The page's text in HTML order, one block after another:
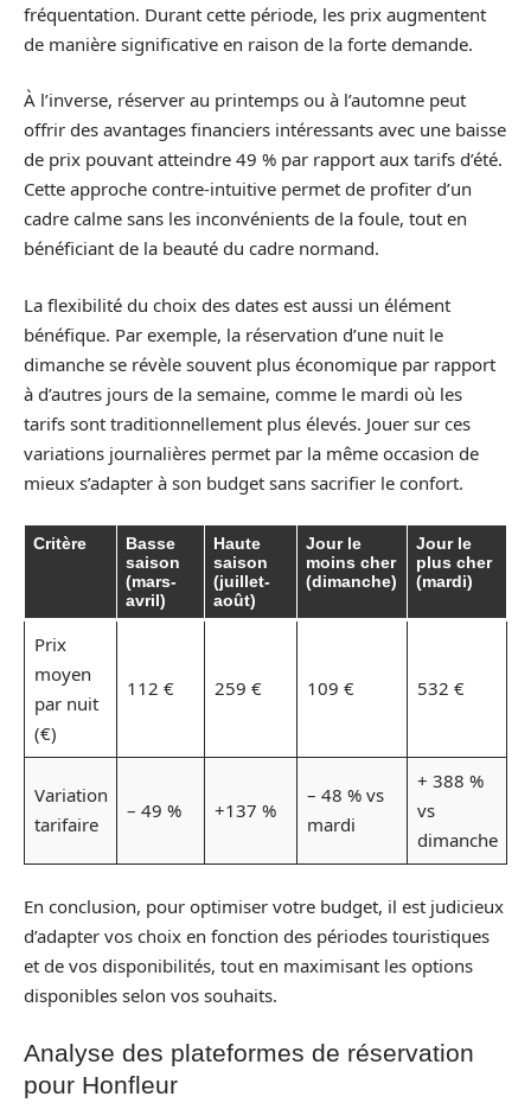
fréquentation. Durant cette période, les prix augmentent
de manière significative en raison de la forte demande.
À l’inverse, réserver au printemps ou à l’automne peut
offrir des avantages financiers intéressants avec une baisse
de prix pouvant atteindre 49 % par rapport aux tarifs d’été.
Cette approche contre-intuitive permet de profiter d’un
cadre calme sans les inconvénients de la foule, tout en
bénéficiant de la beauté du cadre normand.
La flexibilité du choix des dates est aussi un élément
bénéfique. Par exemple, la réservation d’une nuit le
dimanche se révèle souvent plus économique par rapport
à d’autres jours de la semaine, comme le mardi où les
tarifs sont traditionnellement plus élevés. Jouer sur ces
variations journalières permet par la même occasion de
mieux s’adapter à son budget sans sacrifier le confort.
Critère
Basse
saison
(mars-
avril)
Haute
saison
(juillet-
août)
Jour le
moins cher
(dimanche)
Jour le
plus cher
(mardi)
Prix
moyen
par nuit
(€)
112 € 259 € 109 € 532 €
Variation
tarifaire
– 49 % +137 %
– 48 % vs
mardi
+ 388 %
vs
dimanche
En conclusion, pour optimiser votre budget, il est judicieux
d’adapter vos choix en fonction des périodes touristiques
et de vos disponibilités, tout en maximisant les options
disponibles selon vos souhaits.
Analyse des plateformes de réservation
pour Honfleur